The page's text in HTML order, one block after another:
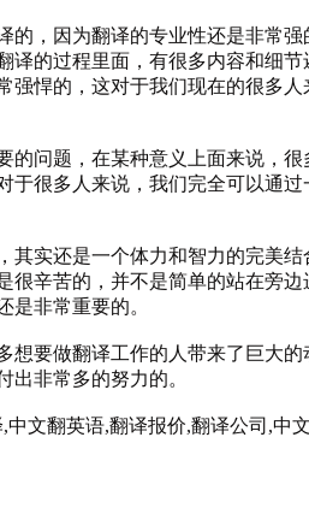
，因为翻译的专业性还是非常强
的过程里面，有很多内容和细
悍的，这对于我们现在的很多
问题，在某种意义上面来说，很
很多人来说，我们完全可以通
实还是一个体力和智力的完美
辛苦的，并不是简单的站在旁
非常重要的。
要做翻译工作的人带来了巨大的
非常多的努力的。
文翻英语,翻译报价,翻译公司,中